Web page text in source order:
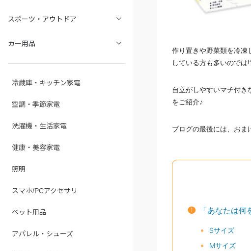
スポーツ・アウトドア
カー用品
冷蔵庫・キッチン家電
空調・季節家電
洗濯機・生活家電
健康・美容家電
照明
スマホ/PCアクセサリ
ペット用品
アパレル・シューズ
作り置きや野菜類を冷凍
している方も多いのでは
自立がしやすいマチ付
をご紹介♪
ブログの最後には、おま
❶ 「あなたは
Sサイズ
Mサイズ